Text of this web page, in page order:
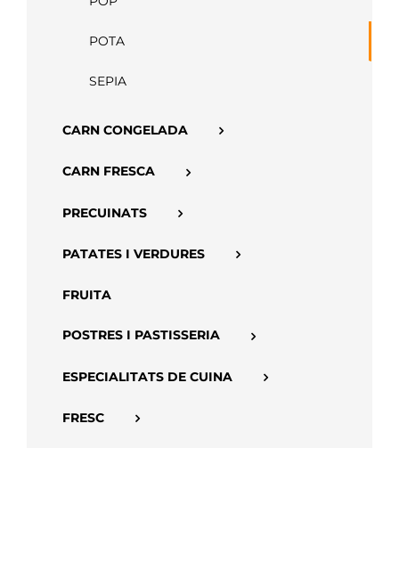
POTA
SEPIA
CARN CONGELADA
CARN FRESCA
PRECUINATS
PATATES I VERDURES
FRUITA
POSTRES I PASTISSERIA
ESPECIALITATS DE CUINA
FRESC